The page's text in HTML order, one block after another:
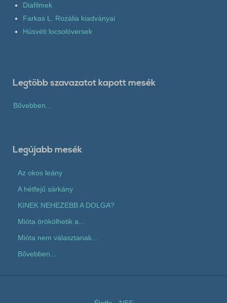
Diafilmek
Farkas L. Rozália kiadványai
Húsvéti locsolóversek
Legtöbb szavazatot kapott mesék
Bővebben...
Legújabb mesék
Az okos leány
A hétfejű sárkány
KINEK NEHEZEBB A DOLGA?
Mióta örökölhetik a...
Mióta nem választanak...
Bővebben...